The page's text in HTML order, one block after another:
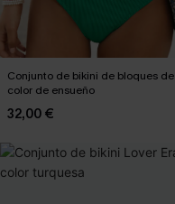
Conjunto de bikini de bloques de
color de ensueño
32,00 €